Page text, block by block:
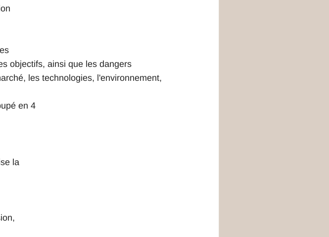
objectifs, ainsi que les dangers
les technologies, l'environnement,
en 4
la